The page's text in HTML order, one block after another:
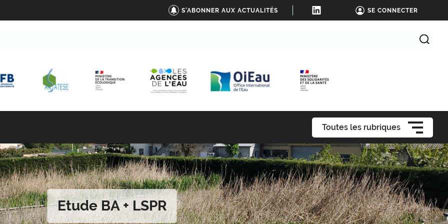
S'ABONNER AUX ACTUALITÉS SE CONNECTER
Toutes les rubriques
Etude BA + LSPR